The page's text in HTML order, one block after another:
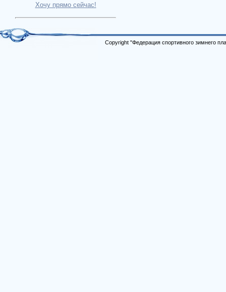
Хочу прямо сейчас!
Copyright "Федерация спортивного зимнего